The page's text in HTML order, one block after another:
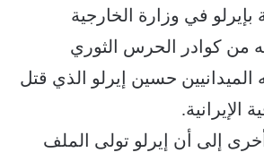
في وزارة الخارجية
أنه من كوادر الحرس الثوري
الميدانيين حسين إيرلو الذي قتل
الإيرانية.
إلى أن إيرلو تولى الملف